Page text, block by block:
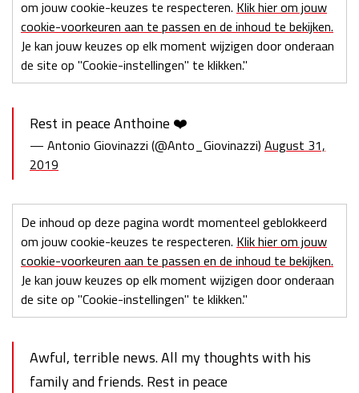
om jouw cookie-keuzes te respecteren. Klik hier om jouw
cookie-voorkeuren aan te passen en de inhoud te bekijken.
Je kan jouw keuzes op elk moment wijzigen door onderaan
de site op "Cookie-instellingen" te klikken."
Rest in peace Anthoine ❤️
— Antonio Giovinazzi (@Anto_Giovinazzi) August 31,
2019
De inhoud op deze pagina wordt momenteel geblokkeerd
om jouw cookie-keuzes te respecteren. Klik hier om jouw
cookie-voorkeuren aan te passen en de inhoud te bekijken.
Je kan jouw keuzes op elk moment wijzigen door onderaan
de site op "Cookie-instellingen" te klikken."
Awful, terrible news. All my thoughts with his
family and friends. Rest in peace